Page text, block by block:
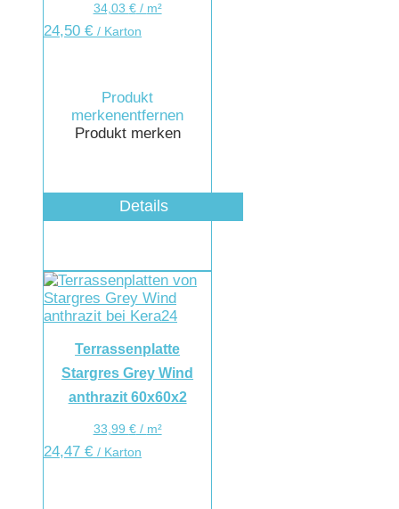
34,03 €/ m²
24,50 € / Karton
Produkt
merkenentfernen
Produkt merken
Details
Terrassenplatte
Stargres Grey Wind
anthrazit 60x60x2
33,99 €/ m²
24,47 € / Karton